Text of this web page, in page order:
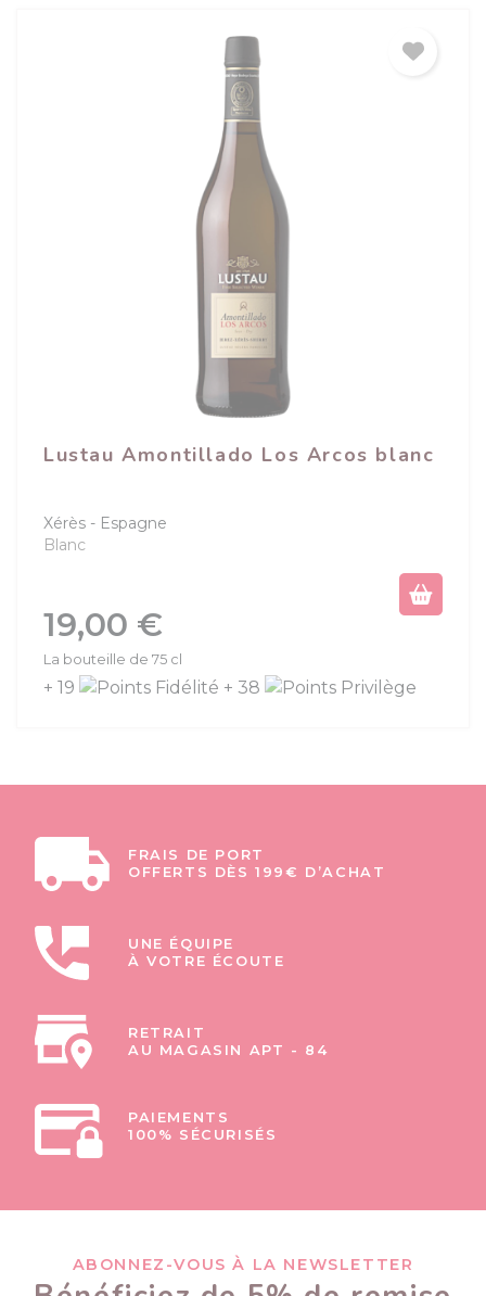
Lustau Amontillado Los Arcos blanc
Xérès
Espagne
Blanc
Prix
19,00 €
La bouteille de 75 cl
+ 19 + 38
FRAIS DE PORT
OFFERTS DÈS 199€ D’ACHAT
UNE ÉQUIPE
À VOTRE ÉCOUTE
RETRAIT
AU MAGASIN APT - 84
PAIEMENTS
100% SÉCURISÉS
ABONNEZ-VOUS À LA NEWSLETTER